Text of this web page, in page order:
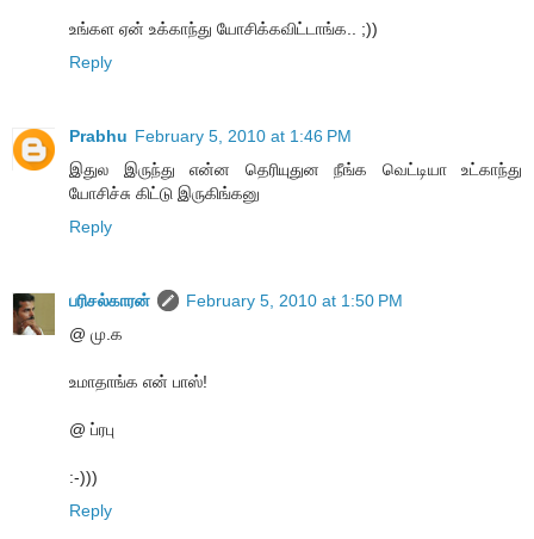
உங்கள ஏன் உக்காந்து யோசிக்கவிட்டாங்க.. ;))
Reply
Prabhu February 5, 2010 at 1:46 PM
இதுல இருந்து என்ன தெரியுதுன நீங்க வெட்டியா உட்காந்து
யோசிச்சு கிட்டு இருகிங்கனு
Reply
பரிசல்காரன்
February 5, 2010 at 1:50 PM
@ மு.க
உமாதாங்க என் பாஸ்!
@ ப்ரபு
:-)))
Reply